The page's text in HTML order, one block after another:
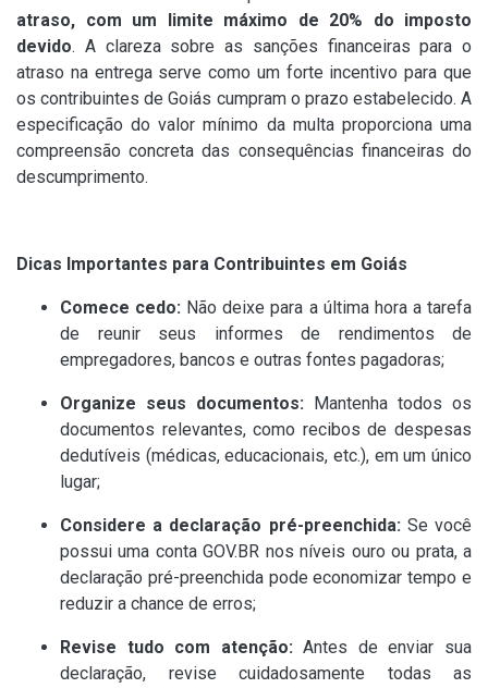
atraso, com um limite máximo de 20% do imposto
devido. A clareza sobre as sanções financeiras para o
atraso na entrega serve como um forte incentivo para que
os contribuintes de Goiás cumpram o prazo estabelecido. A
especificação do valor mínimo da multa proporciona uma
compreensão concreta das consequências financeiras do
descumprimento.
Dicas Importantes para Contribuintes em Goiás
Comece cedo: Não deixe para a última hora a tarefa
de reunir seus informes de rendimentos de
empregadores, bancos e outras fontes pagadoras;
Organize seus documentos: Mantenha todos os
documentos relevantes, como recibos de despesas
dedutíveis (médicas, educacionais, etc.), em um único
lugar;
Considere a declaração pré-preenchida: Se você
possui uma conta GOV.BR nos níveis ouro ou prata, a
declaração pré-preenchida pode economizar tempo e
reduzir a chance de erros;
Revise tudo com atenção: Antes de enviar sua
declaração, revise cuidadosamente todas as